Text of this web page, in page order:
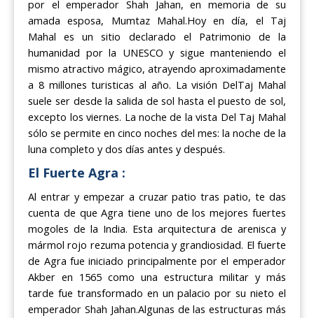
por el emperador Shah Jahan, en memoria de su
amada esposa, Mumtaz Mahal.Hoy en día, el Taj
Mahal es un sitio declarado el Patrimonio de la
humanidad por la UNESCO y sigue manteniendo el
mismo atractivo mágico, atrayendo aproximadamente
a 8 millones turisticas al año. La visión DelTaj Mahal
suele ser desde la salida de sol hasta el puesto de sol,
excepto los viernes. La noche de la vista Del Taj Mahal
sólo se permite en cinco noches del mes: la noche de la
luna completo y dos días antes y después.
El Fuerte Agra :
Al entrar y empezar a cruzar patio tras patio, te das
cuenta de que Agra tiene uno de los mejores fuertes
mogoles de la India. Esta arquitectura de arenisca y
mármol rojo rezuma potencia y grandiosidad. El fuerte
de Agra fue iniciado principalmente por el emperador
Akber en 1565 como una estructura militar y más
tarde fue transformado en un palacio por su nieto el
emperador Shah Jahan.Algunas de las estructuras más